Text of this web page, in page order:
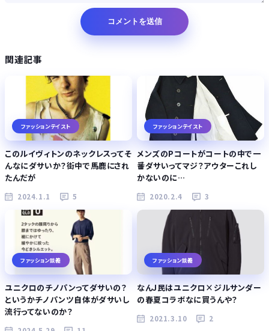
関連記事
ファッションテイスト
このルイヴィトンのネックレスってそ
んなにダサいか？街中で馬鹿にされ
たんだが
2024.1.1 5
ファッションテイスト
メンズのPコートがコートの中で一
番ダサいってマジ？アウターこれし
かないのに…
2020.2.4 3
ファッション談義
ユニクロのチノパンってダサいの？
というかチノパンツ自体がダサいし
流行ってないのか？
ファッション談義
なんJ民はユニクロ×ジルサンダー
の春夏コラボなに買うんや？
2021.3.10 2